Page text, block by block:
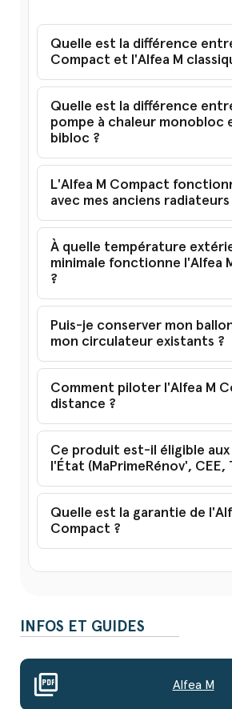
Quelle est la différence
Compact et l'Alfea M
Quelle est la différence
pompe à chaleur monobloc
bibloc ?
L'Alfea M Compact
avec mes anciens
À quelle température
minimale fonctionne l'Alfea
?
Puis-je conserver mon
mon circulateur existants ?
Comment piloter l'Alfea M
distance ?
Ce produit est-il éligible aux
l'État (MaPrimeRénov', CEE,
Quelle est la garantie de
Compact ?
INFOS ET GUIDES
picture_as_pdf Alfea M